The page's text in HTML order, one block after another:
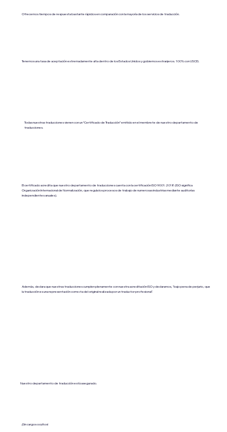
Ofrecemos tiempos de respuesta bastante rápidos en comparación con la mayoría de los servicios de traducción.
Tenemos una tasa de aceptación extremadamente alta dentro de los Estados Unidos y gobiernos extranjeros. 100% con USCIS.
Todas nuestras traducciones vienen con un “Certificado de Traducción” emitido en el membrete de nuestro departamento de
traducciones.
El certificado acredita que nuestro departamento de traducciones cuenta con la certificación ISO 9001:2018 (ISO significa
Organización Internacional de Normalización, que regula los procesos de trabajo de numerosas industrias mediante auditorías
independientes anuales).
Además, declara que nuestras traducciones cumplen plenamente con nuestra acreditación ISO y declaramos, "bajo pena de perjurio, que
la traducción es una representación correcta del original realizada por un traductor profesional".
Nuestro departamento de traducción está asegurado.
¡Sin cargos ocultos!